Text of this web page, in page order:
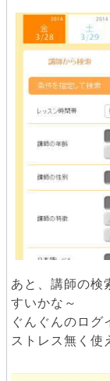
あと、講師の検
すいかな～
ぐんぐんのログ
ストレス無く使